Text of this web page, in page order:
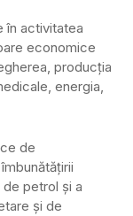
în activitatea
economice
producţia
energia,
de
petrol şi a
şi de